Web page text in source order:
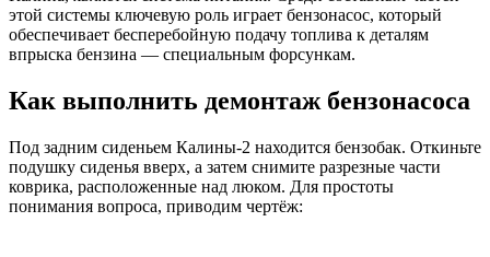
этой системы ключевую роль играет бензонасос, который
обеспечивает бесперебойную подачу топлива к деталям
впрыска бензина — специальным форсункам.
Как выполнить демонтаж бензонасоса
Под задним сиденьем Калины-2 находится бензобак. Откиньте
подушку сиденья вверх, а затем снимите разрезные части
коврика, расположенные над люком. Для простоты
понимания вопроса, приводим чертёж: